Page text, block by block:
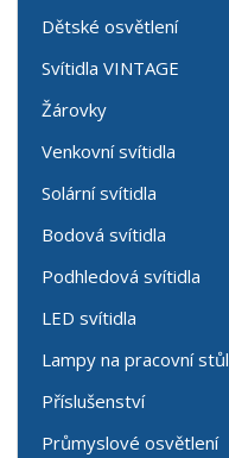
Dětské osvětlení
Svítidla VINTAGE
Žárovky
Venkovní svítidla
Solární svítidla
Bodová svítidla
Podhledová svítidla
LED svítidla
Lampy na pracovní stůl
Příslušenství
Průmyslové osvětlení